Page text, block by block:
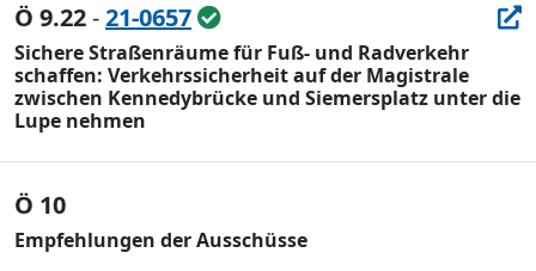
Ö 9.22-21-0657
Sichere Straßenräume für Fuß- und Radverkehr
schaffen: Verkehrssicherheit auf der Magistrale
zwischen Kennedybrücke und Siemersplatz unter die
Lupe nehmen
Ö 10
Empfehlungen der Ausschüsse